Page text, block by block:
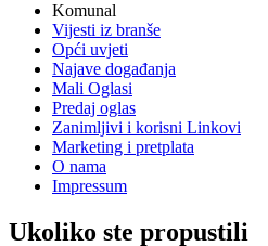
Komunal
Vijesti iz branše
Opći uvjeti
Najave događanja
Mali Oglasi
Predaj oglas
Zanimljivi i korisni Linkovi
Marketing i pretplata
O nama
Impressum
Ukoliko ste propustili